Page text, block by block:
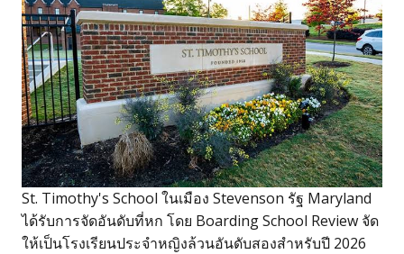
St. Timothy's School ในเมือง Stevenson รัฐ Maryland
ได้รับการจัดอันดับที่หก โดย Boarding School Review จัด
ให้เป็นโรงเรียนประจำหญิงล้วนอันดับสองสำหรับปี 2026